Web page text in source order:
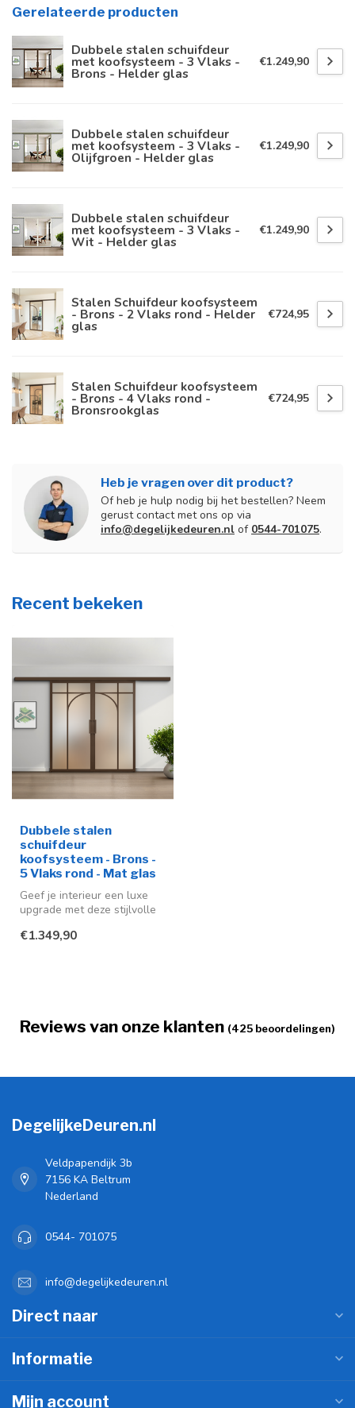
Gerelateerde producten
Dubbele stalen schuifdeur
met koofsysteem - 3 Vlaks -
Brons - Helder glas
€1.249,90
Dubbele stalen schuifdeur
met koofsysteem - 3 Vlaks -
Olijfgroen - Helder glas
€1.249,90
Dubbele stalen schuifdeur
met koofsysteem - 3 Vlaks -
Wit - Helder glas
€1.249,90
Stalen Schuifdeur koofsysteem
- Brons - 2 Vlaks rond - Helder
glas
€724,95
Stalen Schuifdeur koofsysteem
- Brons - 4 Vlaks rond -
Bronsrookglas
€724,95
Heb je vragen over dit product?
Of heb je hulp nodig bij het bestellen? Neem
gerust contact met ons op via
info@degelijkedeuren.nl of 0544-701075.
Recent bekeken
Dubbele stalen
schuifdeur
koofsysteem - Brons -
5 Vlaks rond - Mat glas
Geef je interieur een luxe
upgrade met deze stijlvolle
€1.349,90
Reviews van onze klanten (425 beoordelingen)
DegelijkeDeuren.nl
Veldpapendijk 3b
7156 KA Beltrum
Nederland
0544- 701075
info@degelijkedeuren.nl
Direct naar
Informatie
Mijn account